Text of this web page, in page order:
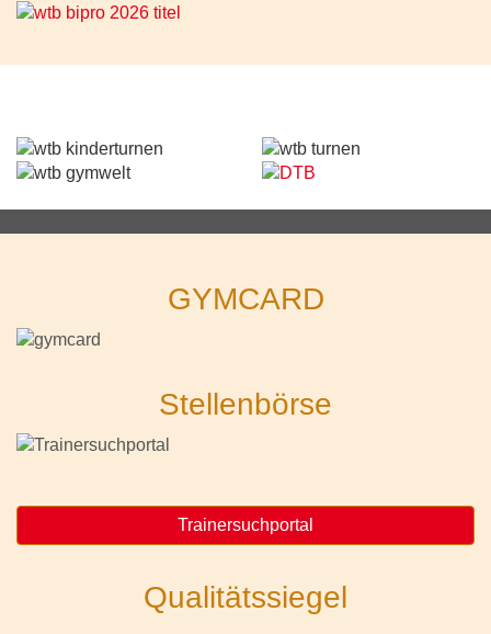
GYMCARD
Stellenbörse
Trainersuchportal
Qualitätssiegel